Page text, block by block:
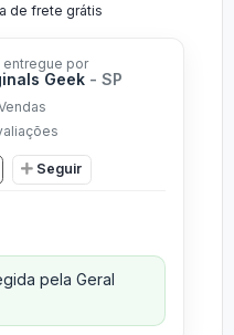
de frete grátis
entregue por
Geek - SP
Seguir
pela Geral